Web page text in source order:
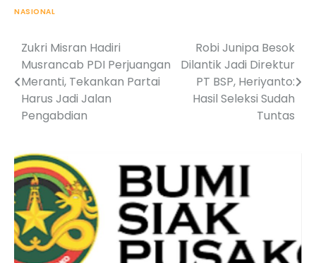
NASIONAL
Post
navigation
Zukri Misran Hadiri
Musrancab PDI Perjuangan
Meranti, Tekankan Partai
Harus Jadi Jalan
Pengabdian
Robi Junipa Besok
Dilantik Jadi Direktur
PT BSP, Heriyanto:
Hasil Seleksi Sudah
Tuntas